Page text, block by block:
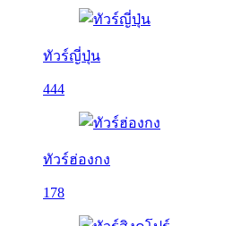
ทัวร์ญี่ปุ่น
444
ทัวร์ฮ่องกง
178